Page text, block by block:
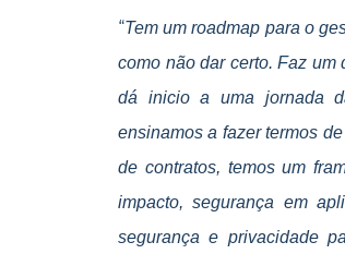
“Tem um roadmap para o
como não dar certo. Faz um
dá inicio a uma jornada
ensinamos a fazer termos
de contratos, temos um
impacto, segurança em
segurança e privacidade